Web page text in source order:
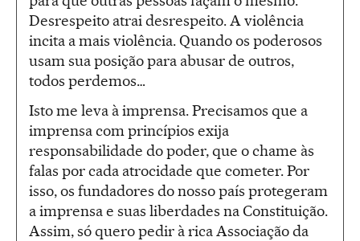
Desrespeito atrai desrespeito. A violência
incita a mais violência. Quando os poderosos
usam sua posição para abusar de outros,
todos perdemos…
Isto me leva à imprensa. Precisamos que a
imprensa com princípios exija
responsabilidade do poder, que o chame às
falas por cada atrocidade que cometer. Por
isso, os fundadores do nosso país protegeram
a imprensa e suas liberdades na Constituição.
Assim, só quero pedir à rica Associação da